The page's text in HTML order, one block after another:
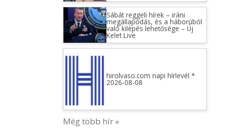
Sábát reggeli hírek – iráni
megállapodás, és a háborúból
való kilépés lehetősége – Új
Kelet Live
hirolvaso.com napi hírlevél *
2026-08-08
Még több hír »